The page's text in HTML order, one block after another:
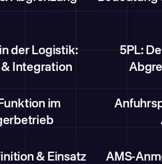
der Logistik:
Integration
5PL:
im
& Einsatz
AMS-